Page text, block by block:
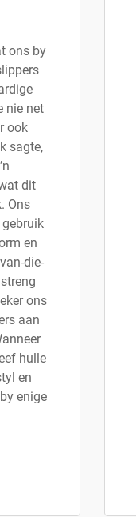
ons by
nie net
ook
sagte,
dit
Ons
en
die-
ons
aan
hulle
en
enige